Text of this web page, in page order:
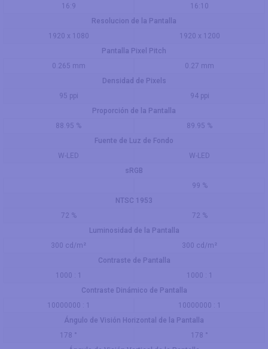
16:9
16:10
Resolucion de la Pantalla
1920 x 1080
1920 x 1200
Pantalla Pixel Pitch
0.265 mm
0.27 mm
Densidad de Pixels
95 ppi
94 ppi
Proporción de la Pantalla
88.95 %
89.95 %
Fuente de Luz de Fondo
W-LED
W-LED
sRGB
99 %
NTSC 1953
72 %
72 %
Luminosidad de la Pantalla
300 cd/m²
300 cd/m²
Contraste de Pantalla
1000 : 1
1000 : 1
Contraste Dinámico de Pantalla
10000000 : 1
10000000 : 1
Ángulo de Visión Horizontal de la Pantalla
178 °
178 °